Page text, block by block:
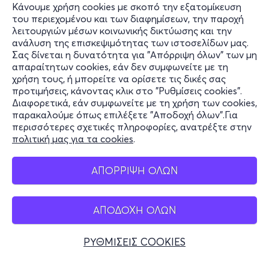
Κάνουμε χρήση cookies με σκοπό την εξατομίκευση
του περιεχομένου και των διαφημίσεων, την παροχή
λειτουργιών μέσων κοινωνικής δικτύωσης και την
ανάλυση της επισκεψιμότητας των ιστοσελίδων μας.
Σας δίνεται η δυνατότητα για "Απόρριψη όλων" των μη
απαραίτητων cookies, εάν δεν συμφωνείτε με τη
χρήση τους, ή μπορείτε να ορίσετε τις δικές σας
προτιμήσεις, κάνοντας κλικ στο "Ρυθμίσεις cookies".
Διαφορετικά, εάν συμφωνείτε με τη χρήση των cookies,
παρακαλούμε όπως επιλέξετε "Αποδοχή όλων".Για
περισσότερες σχετικές πληροφορίες, ανατρέξτε στην
πολιτική μας για τα cookies.
ΑΠΟΡΡΙΨΗ ΟΛΩΝ
ΑΠΟΔΟΧΗ ΟΛΩΝ
ΡΥΘΜΙΣΕΙΣ COOKIES